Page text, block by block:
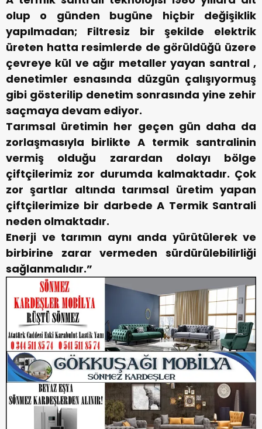
olup o günden bugüne hiçbir değişiklik
yapılmadan; Filtresiz bir şekilde elektrik
üreten hatta resimlerde de görüldüğü üzere
çevreye kül ve ağır metaller yayan santral ,
denetimler esnasında düzgün çalışıyormuş
gibi gösterilip denetim sonrasında yine zehir
saçmaya devam ediyor.
Tarımsal üretimin her geçen gün daha da
zorlaşmasıyla birlikte A termik santralinin
vermiş olduğu zarardan dolayı bölge
çiftçilerimiz zor durumda kalmaktadır. Çok
zor şartlar altında tarımsal üretim yapan
çiftçilerimize bir darbede A Termik Santrali
neden olmaktadır.
Enerji ve tarımın aynı anda yürütülerek ve
birbirine zarar vermeden sürdürülebilirliği
sağlanmalıdır.”